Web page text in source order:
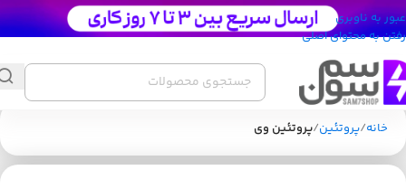
عبور به ناوبری
رفتن به محتوای اصلی
خانه پروتئین پروتئین وی